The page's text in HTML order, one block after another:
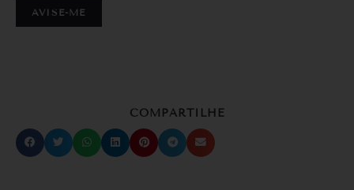
AVISE-ME
COMPARTILHE